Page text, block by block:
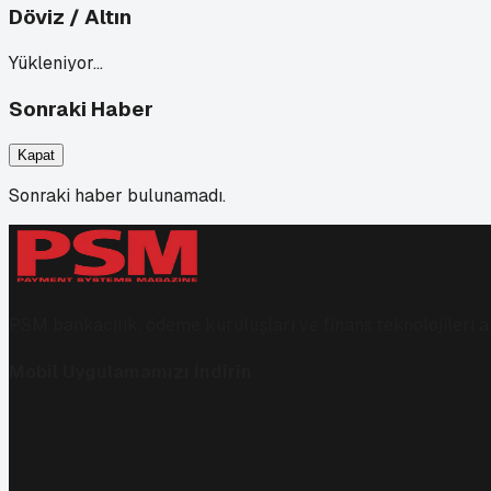
Döviz / Altın
Yükleniyor…
Sonraki Haber
Kapat
Sonraki haber bulunamadı.